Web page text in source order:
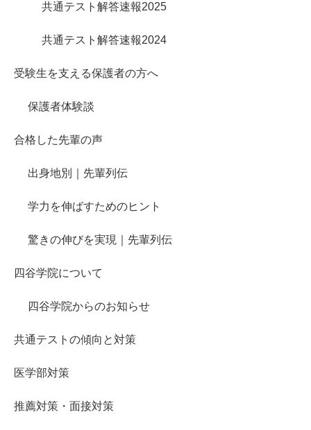
共通テスト解答速報2025
共通テスト解答速報2024
受験生を支える保護者の方へ
保護者体験談
合格した先輩の声
出身地別｜先輩列伝
学力を伸ばすためのヒント
驚きの伸びを実現｜先輩列伝
四谷学院について
四谷学院からのお知らせ
共通テストの傾向と対策
医学部対策
推薦対策・面接対策